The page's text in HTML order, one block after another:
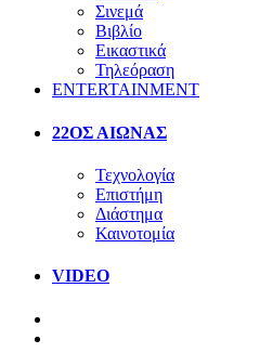
Σινεμά
Βιβλίο
Εικαστικά
Τηλεόραση
ENTERTAINMENT
22ΟΣ ΑΙΩΝΑΣ
Τεχνολογία
Επιστήμη
Διάστημα
Καινοτομία
VIDEO